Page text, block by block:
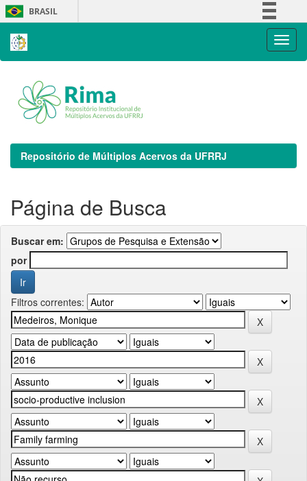
Skip
navigation
BRASIL
Repositório de Múltiplos Acervos da UFRRJ
Página de Busca
Buscar em:
por
Filtros correntes: